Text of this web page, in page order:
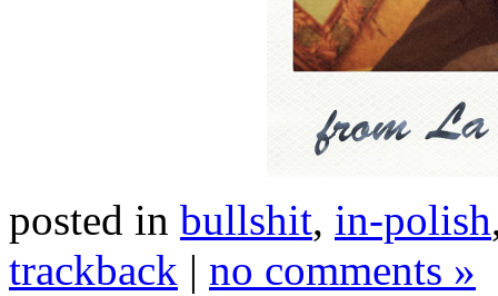
posted in bullshit, in-polish
trackback | no comments »